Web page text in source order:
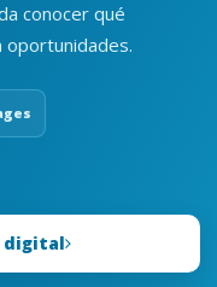
conocer qué
oportunidades.
digital